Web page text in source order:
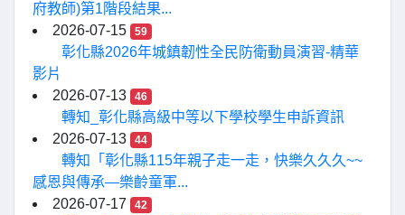
府教師)第1階段結果...
2026-07-15
59
彰化縣2026年城鎮韌性全民防衛動員演習-精華
影片
2026-07-13
46
轉知_彰化縣高級中等以下學校學生申訴資訊
2026-07-13
44
轉知「彰化縣115年親子走一走，快樂久久久~~
感恩與傳承—樂齡童軍...
2026-07-17
42